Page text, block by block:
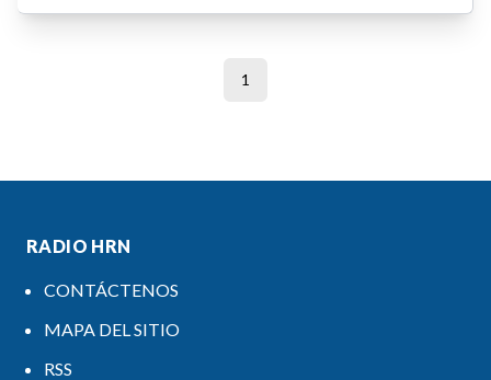
1
RADIO HRN
CONTÁCTENOS
MAPA DEL SITIO
RSS